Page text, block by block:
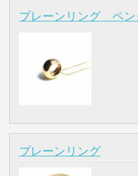
プレーンリング ペン
プレーンリング